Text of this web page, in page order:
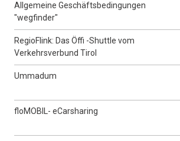
Allgemeine Geschäftsbedingungen
"wegfinder"
RegioFlink: Das Öffi -Shuttle vom
Verkehrsverbund Tirol
Ummadum
floMOBIL- eCarsharing